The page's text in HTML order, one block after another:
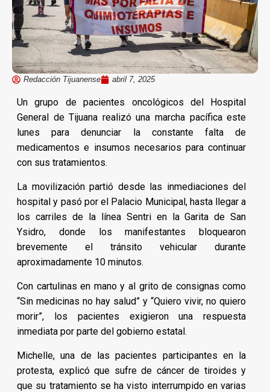
Redacción Tijuanense abril 7, 2025
Un grupo de pacientes oncológicos del Hospital
General de Tijuana realizó una marcha pacífica este
lunes para denunciar la constante falta de
medicamentos e insumos necesarios para continuar
con sus tratamientos.
La movilización partió desde las inmediaciones del
hospital y pasó por el Palacio Municipal, hasta llegar a
los carriles de la línea Sentri en la Garita de San
Ysidro, donde los manifestantes bloquearon
brevemente el tránsito vehicular durante
aproximadamente 10 minutos.
Con cartulinas en mano y al grito de consignas como
“Sin medicinas no hay salud” y “Quiero vivir, no quiero
morir”, los pacientes exigieron una respuesta
inmediata por parte del gobierno estatal.
Michelle, una de las pacientes participantes en la
protesta, explicó que sufre de cáncer de tiroides y
que su tratamiento se ha visto interrumpido en varias